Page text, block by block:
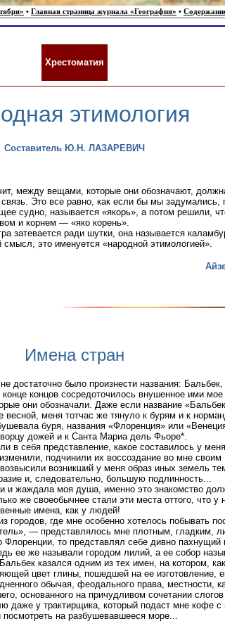
• Главная страница журнала «География» •
Хрестоматия
этимология
Составитель Ю.Н. ЛАЗАРЕВИЧ
между вещами, которые они обозначают,
Это все равно, как если бы мы задумались,
судно, называется «якорь», а потом решили,
и корнем — «яко корень».
затевается ради шутки, она называется
это именуется «народной этимологией».
Имена стран
достаточно было произнести названия:
концов сосредоточилось внушенное ими мое
они обозначали. Даже если название
весной, меня тотчас же тянуло к бурям и к
буря, названия «Флоренция» или
дожей и к Санта Мариа дель Фьоре*.
в себя представление, какое составилось у
подчинили их воссоздание во мне своим
возникший у меня образ иных земель
и, следовательно, большую подлинность...
и жаждала моя душа, именно это знакомство
же своеобычнее стали эти места оттого, что у
имена, как у людей!
где мне особенно хотелось побывать
— представлялось мне плотным, гладким,
то представлял себе дивно пахнущий
ее же называли городом лилий, а ее собор
казался одним из тех имен, на котором,
цвет глины, пошедшей на ее изготовление,
обычая, феодального права, местности,
основанного на причудливом сочетании слогов
даже у трактирщика, который подаст мне кофе
посмотреть на разбушевавшееся море...